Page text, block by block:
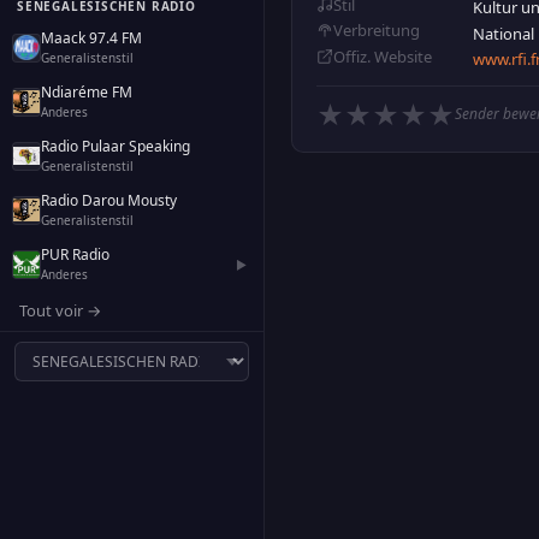
SENEGALESISCHEN RADIO
Maack 97.4 FM
Generalistenstil
Ndiaréme FM
Anderes
Radio Pulaar Speaking
Generalistenstil
Radio Darou Mousty
Generalistenstil
PUR Radio
Anderes
▶
Tout voir →
Kultur
Verbreitung
National
Offiz. Website
★ ★ ★ ★ ★Sender